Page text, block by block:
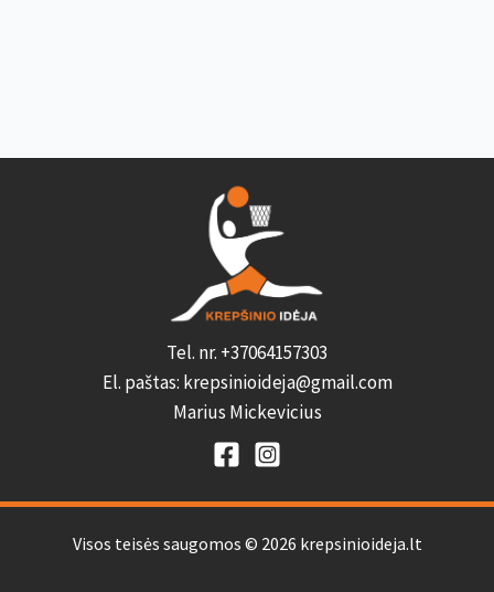
Tel. nr. +37064157303
El. paštas: krepsinioideja@gmail.com
Marius Mickevicius
Visos teisės saugomos © 2026 krepsinioideja.lt